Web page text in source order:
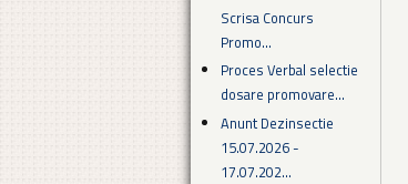
Scrisa Concurs
Promo...
Proces Verbal selectie
dosare promovare...
Anunt Dezinsectie
15.07.2026 -
17.07.202...